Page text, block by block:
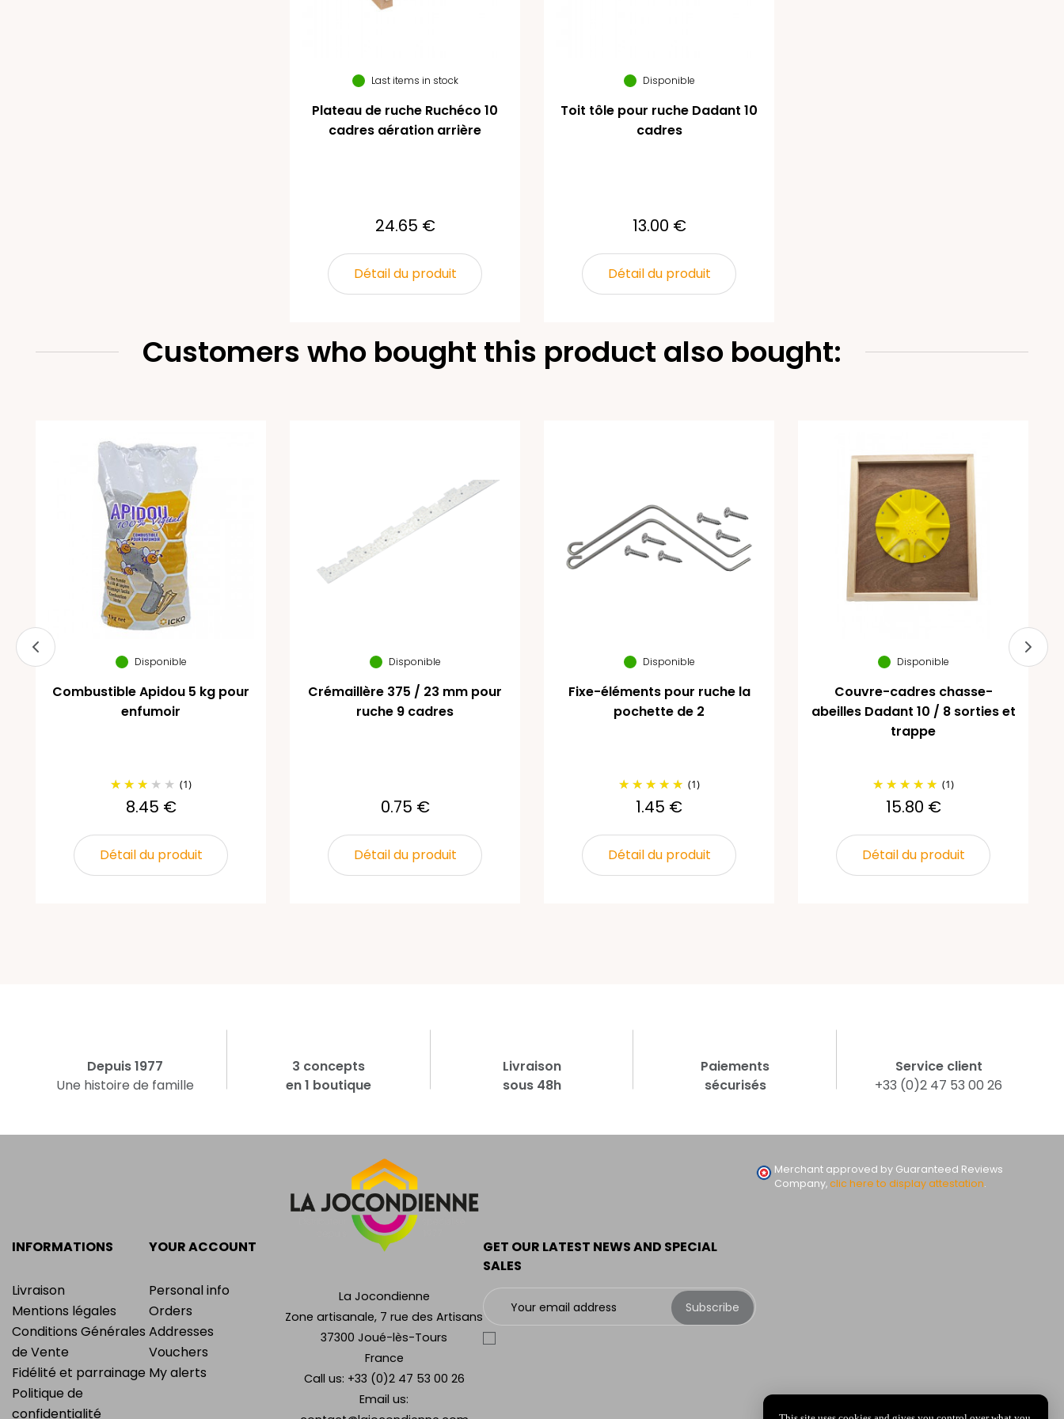
Last items in stock
Plateau de ruche Ruchéco 10
cadres aération arrière
24.65 €
Détail du produit
Disponible
Toit tôle pour ruche Dadant 10
cadres
13.00 €
Détail du produit
Customers who bought this product also bought:
Disponible
Combustible Apidou 5 kg pour
enfumoir
(1)
8.45 €
Détail du produit
Disponible
Crémaillère 375 / 23 mm pour
ruche 9 cadres
0.75 €
Détail du produit
Disponible
Fixe-éléments pour ruche la
pochette de 2
(1)
1.45 €
Détail du produit
Disponible
Couvre-cadres chasse-
abeilles Dadant 10 / 8 sorties et
trappe
(1)
15.80 €
Détail du produit
Depuis 1977
Une histoire de famille
3 concepts
en 1 boutique
Livraison
sous 48h
Paiements
sécurisés
Service client
+33 (0)2 47 53 00 26
INFORMATIONS
Livraison
Mentions légales
Conditions Générales
de Vente
Fidélité et parrainage
Politique de
confidentialité
YOUR ACCOUNT
Personal info
Orders
Addresses
Vouchers
My alerts
La Jocondienne
Zone artisanale, 7 rue des Artisans
37300 Joué-lès-Tours
France
Call us: +33 (0)2 47 53 00 26
Email us:
GET OUR LATEST NEWS AND SPECIAL
SALES
Subscribe
Merchant approved by Guaranteed Reviews
Company,clic here to display attestation.